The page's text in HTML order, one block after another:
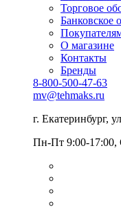
Торговое
Банковское
О магазине
Контакты
Бренды
8-800-500-47-63
mv@tehmaks.ru
г. Екатеринбург,
Пн-Пт 9:00-17:00,